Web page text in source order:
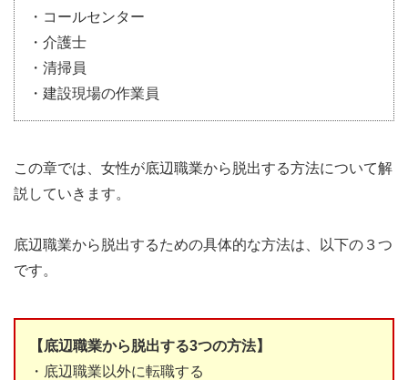
・コールセンター
・介護士
・清掃員
・建設現場の作業員
この章では、女性が底辺職業から脱出する方法について解
説していきます。
底辺職業から脱出するための具体的な方法は、以下の３つ
です。
【底辺職業から脱出する3つの方法】
・底辺職業以外に転職する